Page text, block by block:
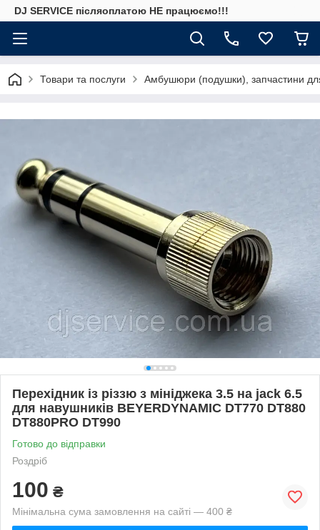
DJ SERVICE пiсляоплатою НЕ працюємо!!!
Товари та послуги Амбушюри (подушки), запчастини
Перехідник із різзю з мініджека 3.5 на jack 6.5
для навушників BEYERDYNAMIC DT770 DT880
DT880PRO DT990
Готово до відправки
Роздріб
100 ₴
Мінімальна сума замовлення на сайті — 400 ₴